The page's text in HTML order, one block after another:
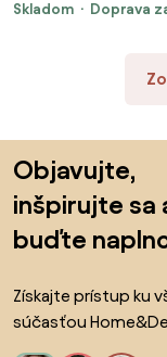
Skladom
Doprava
Objavujte,
inšpirujte sa
buďte
Získajte prístup ku
súčasťou